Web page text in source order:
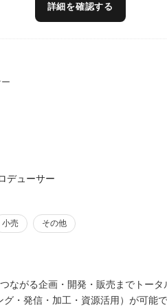
・交流人口拡大という具体的な成
詳細を確認する
デューサー
小売 その他
ながる企画・開発・販売までトータ
・発信・加工・資源活用）が可能で